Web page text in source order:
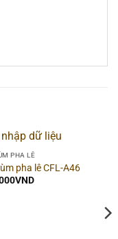
PHA LÊ
pha lê CFL-A46
VND